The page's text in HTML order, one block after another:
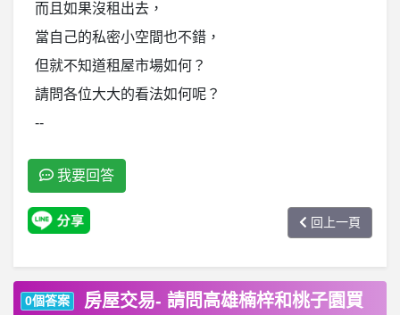
而且如果沒租出去，
當自己的私密小空間也不錯，
但就不知道租屋市場如何？
請問各位大大的看法如何呢？
--
我要回答
回上一頁
0個答案
房屋交易- 請問高雄楠梓和桃子園買